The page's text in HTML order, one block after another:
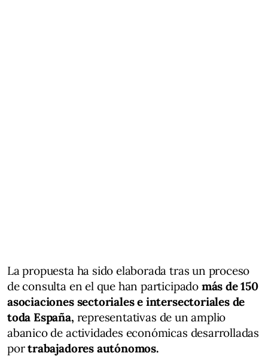
La propuesta ha sido elaborada tras un proceso
de consulta en el que han participado más de 150
asociaciones sectoriales e intersectoriales de
toda España, representativas de un amplio
abanico de actividades económicas desarrolladas
portrabajadores autónomos.